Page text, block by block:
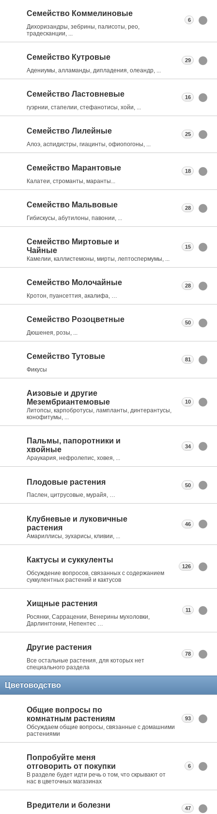
Семейство Коммелиновые
Дихоризандры, зебрины, палисоты, рео,
традесканции, ...
6
Семейство Кутровые
Адениумы, алламанды, дипладения, олеандр, ...
29
Семейство Ластовневые
гуэрнии, стапелии, стефанотисы, хойи, ...
16
Семейство Лилейные
Алоэ, аспидистры, гиацинты, офиопогоны, ...
25
Семейство Марантовые
Калатеи, строманты, маранты...
18
Семейство Мальвовые
Гибискусы, абутилоны, павонии, ...
28
Семейство Миртовые и
Чайные
Камелии, каллистемоны, мирты, лептоспермумы, ...
15
Семейство Молочайные
Кротон, пуансеттия, акалифа, …
28
Семейство Розоцветные
Дюшенея, розы, ...
50
Семейство Тутовые
Фикусы
81
Аизовые и другие
Мезембриантемовые
Литопсы, карпобротусы, лампланты, динтерантусы,
конофитумы, ...
10
Пальмы, папоротники и
хвойные
Араукария, нефролепис, ховея, ...
34
Плодовые растения
Паслен, цитрусовые, мурайя, …
50
Клубневые и луковичные
растения
Амариллисы, эухарисы, кливии, ...
46
Кактусы и суккуленты
Обсуждение вопросов, связанных с содержанием
суккулентных растений и кактусов
126
Хищные растения
Росянки, Саррацении, Венерины мухоловки,
Дарлингтонии, Непентес …
11
Другие растения
Все остальные растения, для которых нет
специального раздела
78
Цветоводство
Общие вопросы по
комнатным растениям
Обсуждаем общие вопросы, связанные с домашними
растениями
93
Попробуйте меня
отговорить от покупки
В разделе будет идти речь о том, что скрывают от
нас в цветочных магазинах
6
Вредители и болезни 47